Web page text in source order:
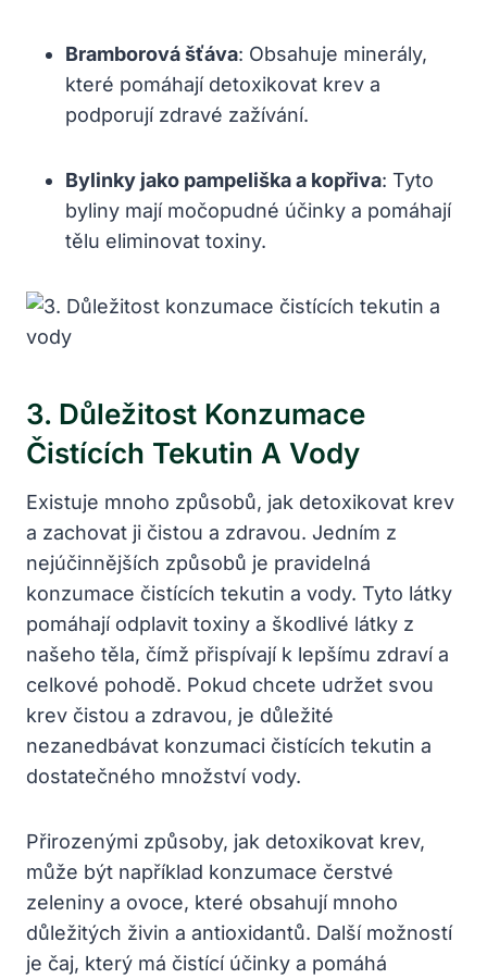
Bramborová šťáva: Obsahuje minerály,
které pomáhají detoxikovat krev a
podporují zdravé zažívání.
Bylinky jako pampeliška a kopřiva:⁣ Tyto
byliny ​mají ​močopudné účinky a⁣ pomáhají
tělu eliminovat toxiny.
3. Důležitost Konzumace
Čistících⁣ Tekutin ⁣a Vody
Existuje mnoho způsobů, jak detoxikovat krev
‌a zachovat ji čistou⁢ a zdravou. Jedním z
nejúčinnějších ⁢způsobů je pravidelná
konzumace čistících tekutin a vody. Tyto látky
pomáhají odplavit toxiny a⁢ škodlivé látky z
našeho těla, čímž přispívají k⁤ lepšímu zdraví a
celkové pohodě. Pokud chcete udržet svou
krev čistou a zdravou, je důležité‌
nezanedbávat konzumaci čistících tekutin a
dostatečného množství⁣ vody.
Přirozenými způsoby, ‌jak detoxikovat krev,
může být například konzumace čerstvé
zeleniny a ovoce, které obsahují mnoho
důležitých živin a ⁢antioxidantů. Další možností
je‌ čaj, který⁢ má čistící účinky a ‌pomáhá